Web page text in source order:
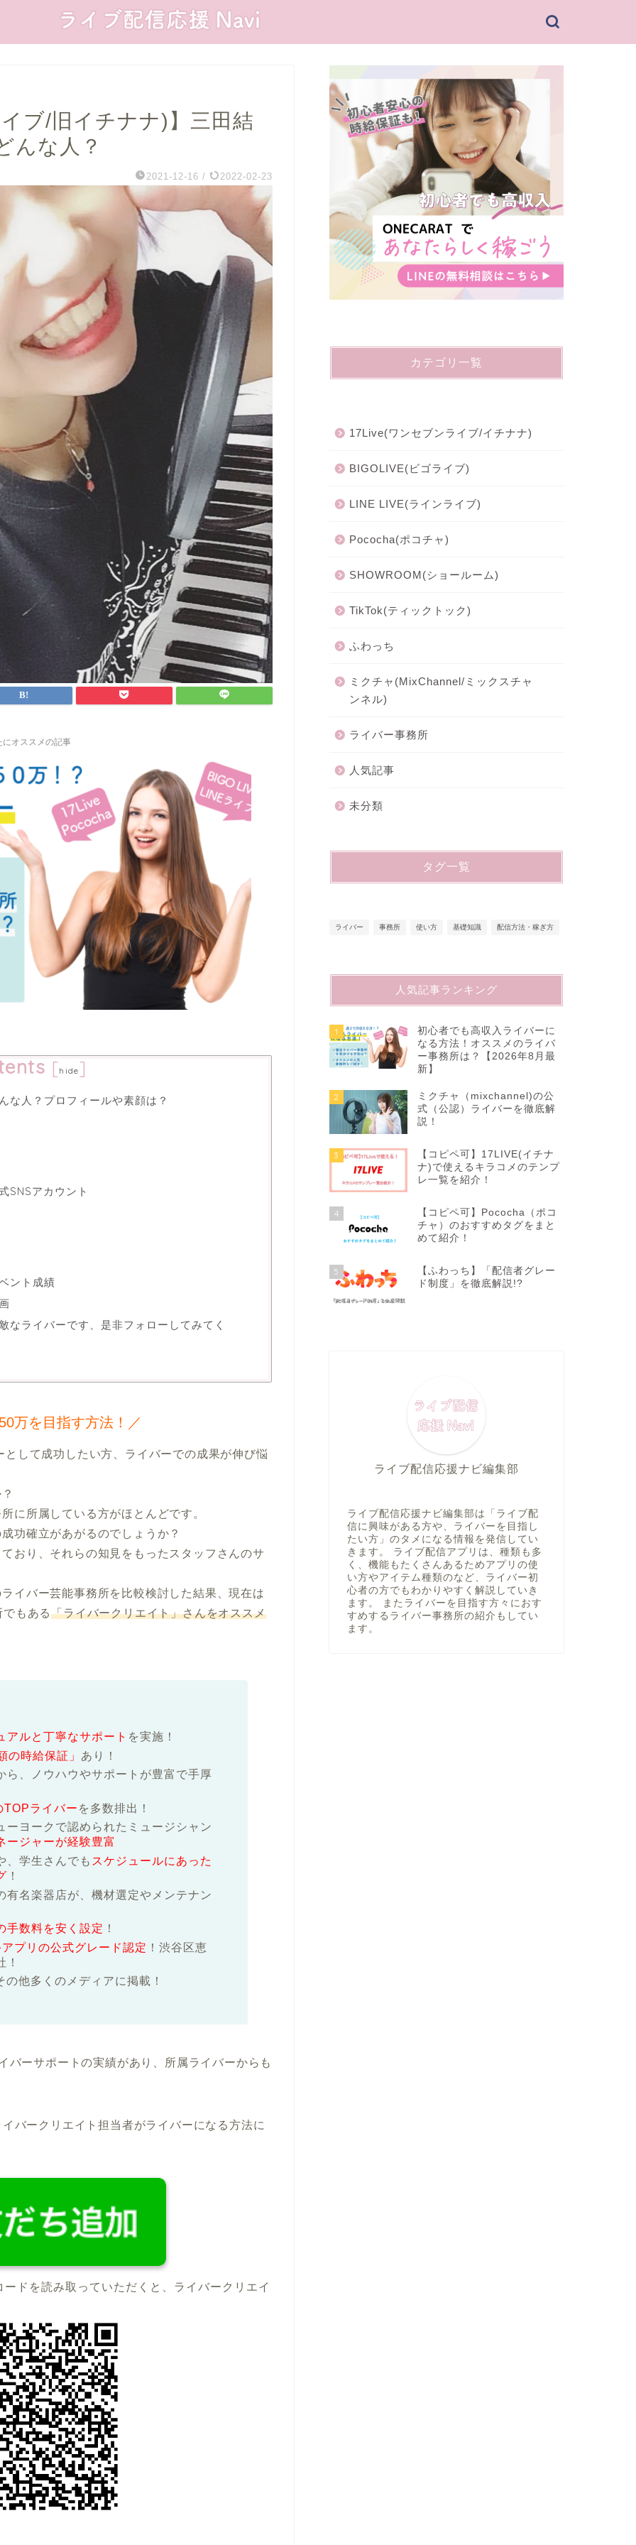
ブ/旧イチナナ)】三田結
んな人？
2021-12-16 / 2022-02-23
にオススメの記事
[ hide]
な人？プロフィールや素顔は？
SNSアカウント
ント成績
なライバーです、是非フォローしてみてく
万を目指す方法！／
に所属している方がほとんどです。
功確立があがるのでしょうか？
おり、それらの知見をもったスタッフさんのサ
イバー芸能事務所を比較検討した結果、現在は
もある「ライバークリエイト」さんをオススメ
アルと丁寧なサポート を実施！
の時給保証」 あり！
ら、ノウハウやサポートが豊富で手厚
ライバー を多数排出！
ーヨークで認められたミュージシャン
ージャーが経験豊富
、学生さんでも スケジュールにあった
！
有名楽器店が、機材選定やメンテナン
手数料を安く設定 ！
プリの公式グレード認定 ！渋谷区恵
の他多くのメディアに掲載！
バーサポートの実績があり、所属ライバーからも
バークリエイト担当者がライバーになる方法に
ドを読み取っていただくと、ライバークリエイ
カテゴリ一覧
17Live(ワンセブンライブ/イチナナ)
BIGOLIVE(ビゴライブ)
LINE LIVE(ラインライブ)
Pococha(ポコチャ)
SHOWROOM(ショールーム)
TikTok(ティックトック)
ふわっち
ミクチャ(MixChannel/ミックスチャ
ンネル)
ライバー事務所
人気記事
未分類
タグ一覧
ライバー 事務所 使い方 基礎知識 配信方法・稼ぎ方
人気記事ランキング
1
初心者でも高収入ライバーに
なる方法！オススメのライバ
ー事務所は？【2026年8月最
新】
2
ミクチャ（mixchannel)の公
式（公認）ライバーを徹底解
説！
3
【コピペ可】17LIVE(イチナ
ナ)で使えるキラコメのテンプ
レ一覧を紹介！
4
【コピペ可】Pococha（ポコ
チャ）のおすすめタグをまと
めて紹介！
5
【ふわっち】「配信者グレー
ド制度」を徹底解説!?
ライブ配信応援ナビ編集部
ライブ配信応援ナビ編集部は「ライブ配
信に興味がある方や、ライバーを目指し
たい方」のタメになる情報を発信してい
きます。 ライブ配信アプリは、種類も多
く、機能もたくさんあるためアプリの使
い方やアイテム種類のなど、ライバー初
心者の方でもわかりやすく解説していき
ます。 またライバーを目指す方々におす
すめするライバー事務所の紹介もしてい
ます。